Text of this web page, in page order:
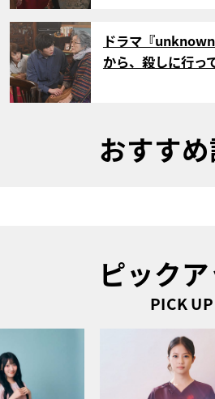
サムネイル
ドラマ『
から、殺しに行っ
おすす
ピック
PICK UP